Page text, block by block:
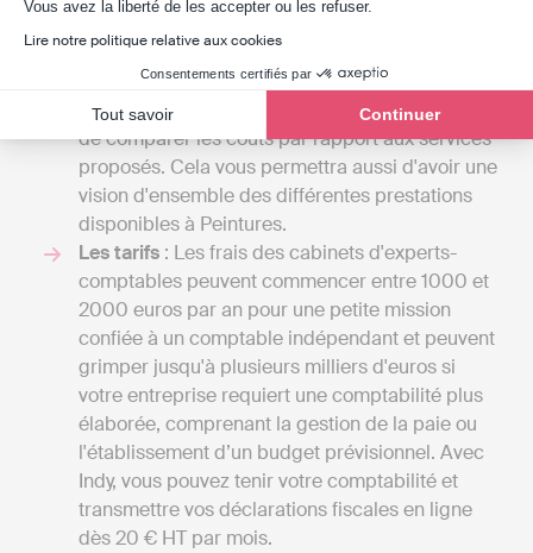
Vous avez la liberté de les accepter ou les refuser.
Lire notre politique relative aux cookies
Consentements certifiés par
Tout savoir Continuer
du nombre de tâches qu'il assurera pour vous.
En échangeant avec plusieurs spécialistes, vous
aurez la possibilité de recevoir divers devis et
de comparer les coûts par rapport aux services
proposés. Cela vous permettra aussi d'avoir une
vision d'ensemble des différentes prestations
disponibles à Peintures.
Les tarifs : Les frais des cabinets d'experts-
comptables peuvent commencer entre 1000 et
2000 euros par an pour une petite mission
confiée à un comptable indépendant et peuvent
grimper jusqu'à plusieurs milliers d'euros si
votre entreprise requiert une comptabilité plus
élaborée, comprenant la gestion de la paie ou
l'établissement d’un budget prévisionnel. Avec
Indy, vous pouvez tenir votre comptabilité et
transmettre vos déclarations fiscales en ligne
dès 20 € HT par mois.